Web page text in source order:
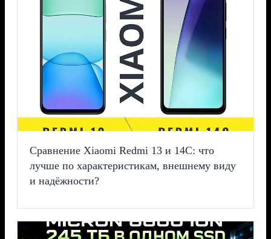
Сравнение Xiaomi Redmi 13 и 14C: что
лучше по характеристикам, внешнему виду
и надёжности?